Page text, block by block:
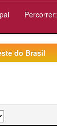
Percorrer:
do Brasil